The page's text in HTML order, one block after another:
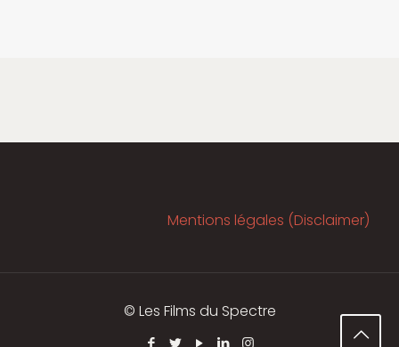
Mentions légales (Disclaimer)
© Les Films du Spectre